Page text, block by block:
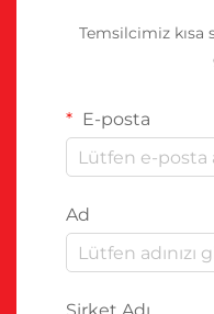
Temsilcimiz
E-posta
Ad